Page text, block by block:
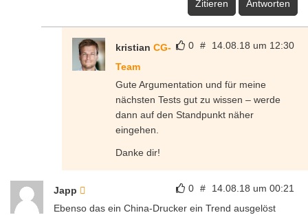
Zitieren Antworten
0 # 14.08.18 um 12:30
kristian CG-
Team
Gute Argumentation und für meine
nächsten Tests gut zu wissen – werde
dann auf den Standpunkt näher
eingehen.
Danke dir!
0 # 14.08.18 um 00:21
Japp
Ebenso das ein China-Drucker ein Trend ausgelöst